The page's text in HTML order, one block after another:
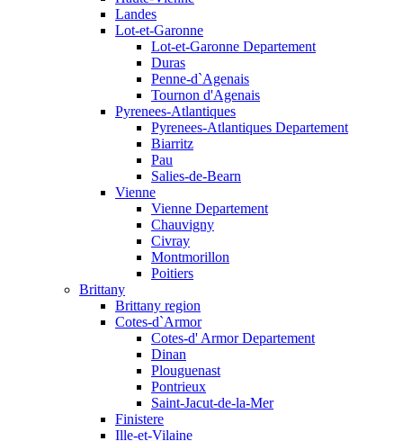
Landes
Lot-et-Garonne
Lot-et-Garonne Departement
Duras
Penne-d`Agenais
Tournon d'Agenais
Pyrenees-Atlantiques
Pyrenees-Atlantiques Departement
Biarritz
Pau
Salies-de-Bearn
Vienne
Vienne Departement
Chauvigny
Civray
Montmorillon
Poitiers
Brittany
Brittany region
Cotes-d`Armor
Cotes-d' Armor Departement
Dinan
Plouguenast
Pontrieux
Saint-Jacut-de-la-Mer
Finistere
Ille-et-Vilaine